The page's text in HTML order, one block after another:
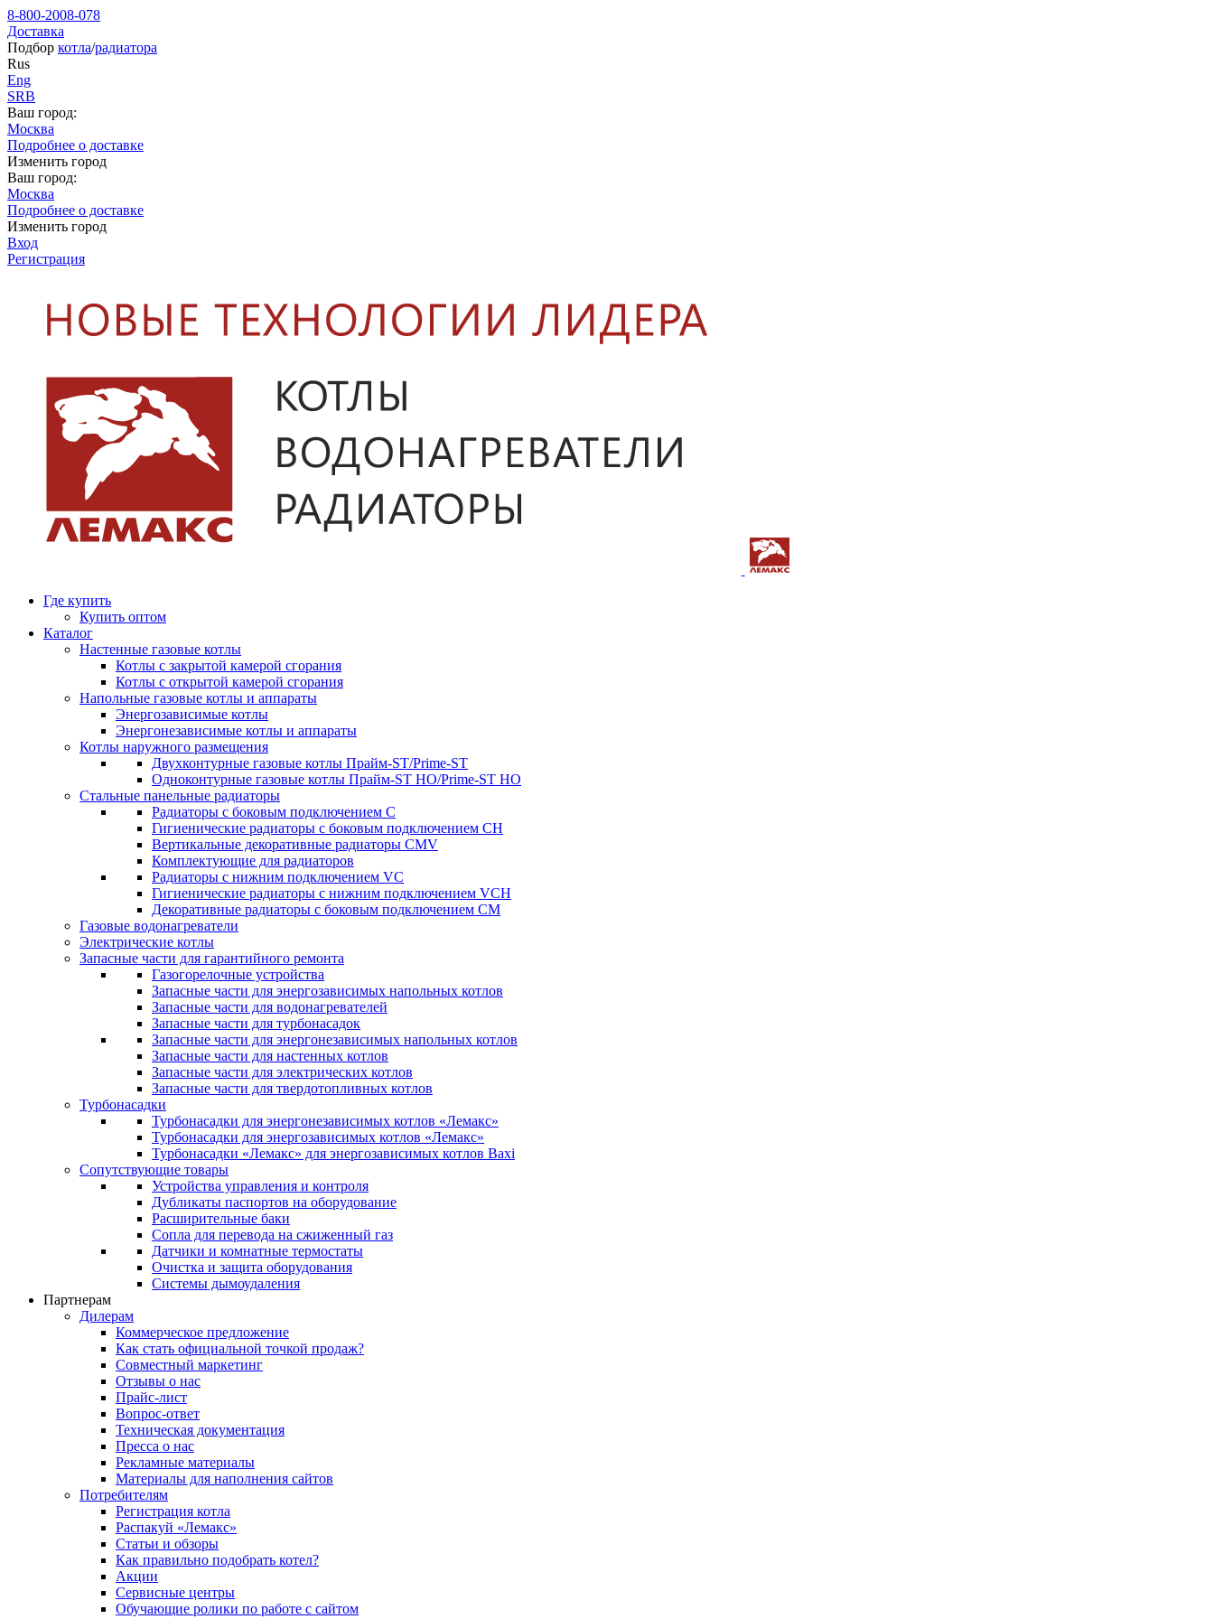
8-800-2008-078
Доставка
Подбор котла/радиатора
Rus
Eng
SRB
Ваш город:
Москва
Подробнее о доставке
Изменить город
Ваш город:
Москва
Подробнее о доставке
Изменить город
Вход
Регистрация
Где купить
Купить оптом
Каталог
Настенные газовые котлы
Котлы с закрытой камерой сгорания
Котлы с открытой камерой сгорания
Напольные газовые котлы и аппараты
Энергозависимые котлы
Энергонезависимые котлы и аппараты
Котлы наружного размещения
Двухконтурные газовые котлы Прайм-ST/Prime-ST
Одноконтурные газовые котлы Прайм-ST HO/Prime-ST HO
Стальные панельные радиаторы
Радиаторы c боковым подключением C
Гигиенические радиаторы c боковым подключением CH
Вертикальные декоративные радиаторы CMV
Комплектующие для радиаторов
Радиаторы c нижним подключением VC
Гигиенические радиаторы c нижним подключением VCH
Декоративные радиаторы с боковым подключением CM
Газовые водонагреватели
Электрические котлы
Запасные части для гарантийного ремонта
Газогорелочные устройства
Запасные части для энергозависимых напольных котлов
Запасные части для водонагревателей
Запасные части для турбонасадок
Запасные части для энергонезависимых напольных котлов
Запасные части для настенных котлов
Запасные части для электрических котлов
Запасные части для твердотопливных котлов
Турбонасадки
Турбонасадки для энергонезависимых котлов «Лемакс»
Турбонасадки для энергозависимых котлов «Лемакс»
Турбонасадки «Лемакс» для энергозависимых котлов Baxi
Сопутствующие товары
Устройства управления и контроля
Дубликаты паспортов на оборудование
Расширительные баки
Сопла для перевода на сжиженный газ
Датчики и комнатные термостаты
Очистка и защита оборудования
Системы дымоудаления
Партнерам
Дилерам
Коммерческое предложение
Как стать официальной точкой продаж?
Совместный маркетинг
Отзывы о нас
Прайс-лист
Вопрос-ответ
Техническая документация
Пресса о нас
Рекламные материалы
Материалы для наполнения сайтов
Потребителям
Регистрация котла
Распакуй «Лемакс»
Статьи и обзоры
Как правильно подобрать котел?
Акции
Сервисные центры
Обучающие ролики по работе с сайтом